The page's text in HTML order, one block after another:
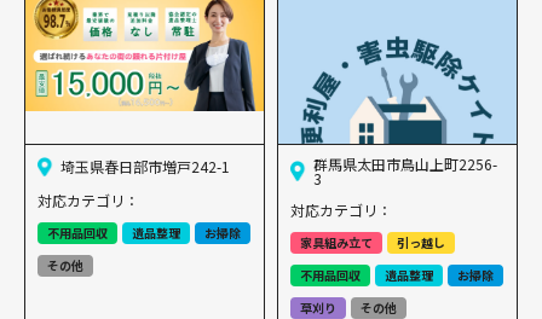
埼玉県春日部市増戸242-1
対応カテゴリ：
不用品回収 遺品整理
お掃除
その他
群馬県太田市鳥山上町2256-
3
対応カテゴリ：
家具組み立て
引っ越し
不用品回収
遺品整理
お掃除
草刈り
その他